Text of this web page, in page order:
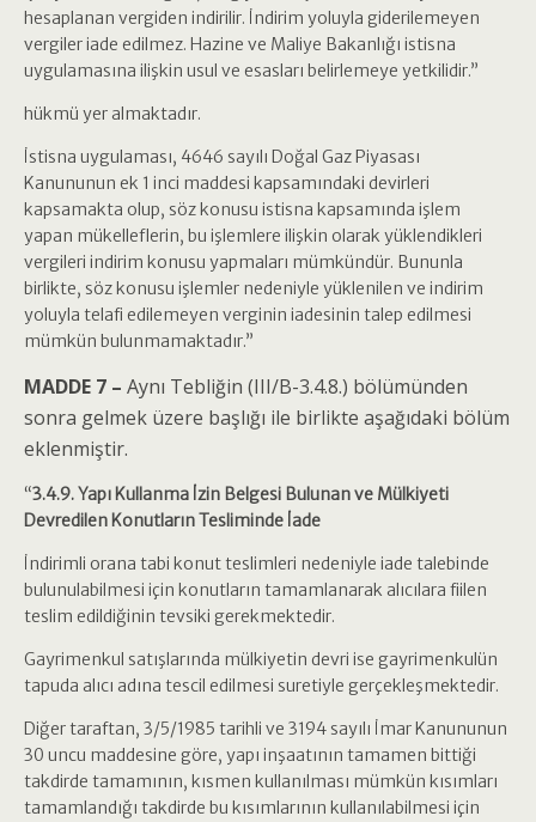
hesaplanan vergiden indirilir. İndirim yoluyla giderilemeyen
vergiler iade edilmez. Hazine ve Maliye Bakanlığı istisna
uygulamasına ilişkin usul ve esasları belirlemeye yetkilidir.”
hükmü yer almaktadır.
İstisna uygulaması, 4646 sayılı Doğal Gaz Piyasası
Kanununun ek 1 inci maddesi kapsamındaki devirleri
kapsamakta olup, söz konusu istisna kapsamında işlem
yapan mükelleflerin, bu işlemlere ilişkin olarak yüklendikleri
vergileri indirim konusu yapmaları mümkündür. Bununla
birlikte, söz konusu işlemler nedeniyle yüklenilen ve indirim
yoluyla telafi edilemeyen verginin iadesinin talep edilmesi
mümkün bulunmamaktadır.”
MADDE 7 – Aynı Tebliğin (III/B-3.4.8.) bölümünden
sonra gelmek üzere başlığı ile birlikte aşağıdaki bölüm
eklenmiştir.
“3.4.9. Yapı Kullanma İzin Belgesi Bulunan ve Mülkiyeti
Devredilen Konutların Tesliminde İade
İndirimli orana tabi konut teslimleri nedeniyle iade talebinde
bulunulabilmesi için konutların tamamlanarak alıcılara fiilen
teslim edildiğinin tevsiki gerekmektedir.
Gayrimenkul satışlarında mülkiyetin devri ise gayrimenkulün
tapuda alıcı adına tescil edilmesi suretiyle gerçekleşmektedir.
Diğer taraftan, 3/5/1985 tarihli ve 3194 sayılı İmar Kanununun
30 uncu maddesine göre, yapı inşaatının tamamen bittiği
takdirde tamamının, kısmen kullanılması mümkün kısımları
tamamlandığı takdirde bu kısımlarının kullanılabilmesi için